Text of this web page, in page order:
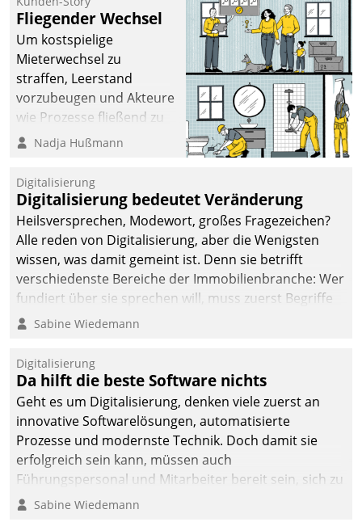
Fliegender Wechsel
Um kostspielige
Mieterwechsel zu
straffen, Leerstand
vorzubeugen und Akteure
wie Prozesse fließend zu
vernetzen, nutzt die
Jahresbeginn eine
Überblick, Einsicht und
Eingriff bietende Lösung.
Zur Entwicklung setzte
man auf
Cloudtechnologie,
bewährte und Startup-
agile Projektmethoden.
Nadja Hußmann
Digitalisierung
Digitalisierung bedeutet Veränderung
Heilsversprechen, Modewort, großes Fragezeichen?
Alle reden von Digitalisierung, aber die Wenigsten
wissen, was damit gemeint ist. Denn sie betrifft
verschiedenste Bereiche der Immobilienbranche: Wer
fundiert über sie sprechen will, muss zuerst Begriffe
klären. Ein Aspekt ist die betriebliche Optimierung:
Einsparungen durch optimierte und automatisierte
Prozesse. Doch man darf nicht zu viel erwarten: Allein
mit der Einführung einer neuen Software ist es nicht
getan. Die Digitalisierung erfordert von Unternehmen
die Bereitschaft, sich zu überprüfen, zu hinterfragen
und zu verändern.
Sabine Wiedemann
Digitalisierung
Da hilft die beste Software nichts
Geht es um Digitalisierung, denken viele zuerst an
innovative Softwarelösungen, automatisierte
Prozesse und modernste Technik. Doch damit sie
erfolgreich sein kann, müssen auch
Führungspersonal und Mitarbeiter bereit sein, sich zu
verändern und anzupassen, sonst werden sie an ihr
Sabine Wiedemann